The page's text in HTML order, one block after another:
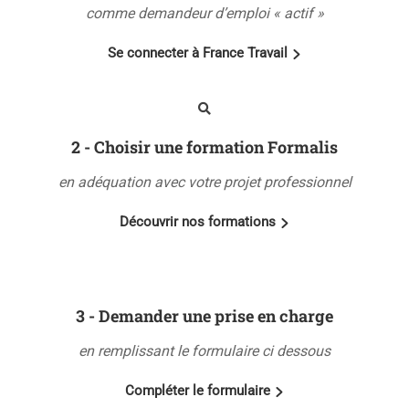
comme demandeur d’emploi « actif »
Se connecter à France Travail
2 - Choisir une formation Formalis
en adéquation avec votre projet professionnel
Découvrir nos formations
3 - Demander une prise en charge
en remplissant le formulaire ci dessous
Compléter le formulaire